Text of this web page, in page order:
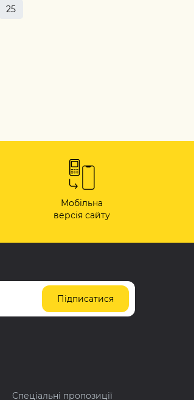
25
Мобільна
версія сайту
Підписатися
Спеціальні пропозиції